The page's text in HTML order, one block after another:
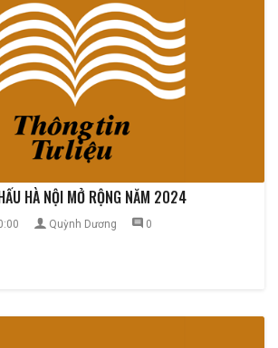
HÀ NỘI MỞ RỘNG NĂM 2024
Quỳnh Dương 0